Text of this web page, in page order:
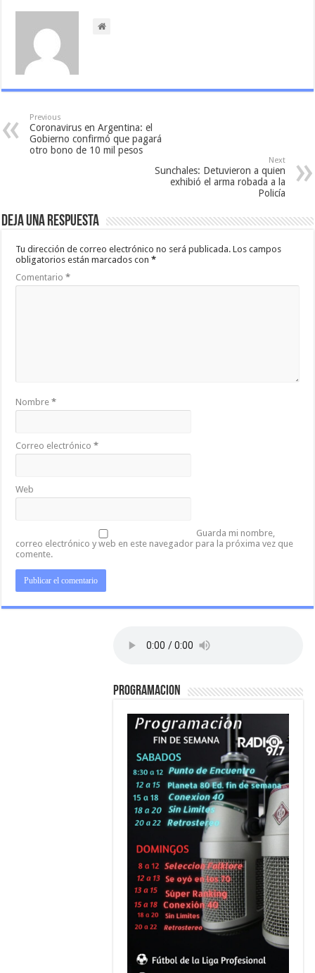
Previous
Coronavirus en Argentina: el
Gobierno confirmó que pagará
otro bono de 10 mil pesos
Next
Sunchales: Detuvieron a quien
exhibió el arma robada a la
Policía
Deja una respuesta
Tu dirección de correo electrónico no será publicada. Los campos
obligatorios están marcados con*
Comentario*
Nombre*
Correo electrónico*
Web
Guarda mi nombre,
correo electrónico y web en este navegador para la próxima vez que
comente.
PROGRAMACION